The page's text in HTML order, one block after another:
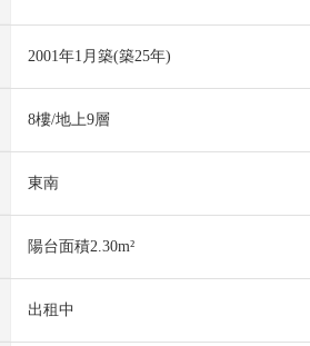
2001年1月築(築25年)
8樓/地上9層
東南
陽台面積2.30m²
出租中